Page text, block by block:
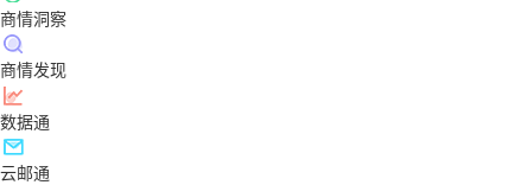
商情洞察
商情发现
数据通
云邮通